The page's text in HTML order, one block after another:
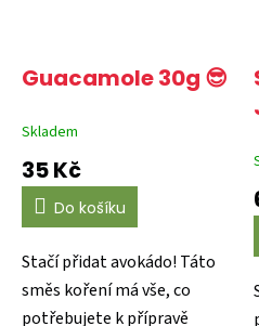
Guacamole 30g 😎
Skladem
35 Kč
Do košíku
Stačí přidat avokádo! Táto
směs koření má vše, co
potřebujete k přípravě